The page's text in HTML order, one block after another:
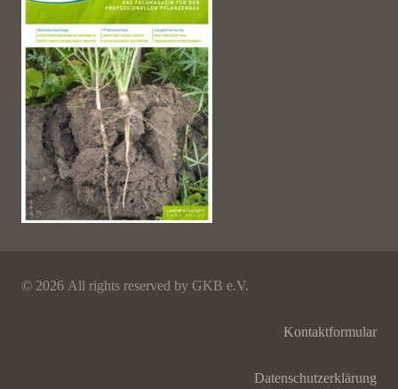
©2026 All rights reserved by GKB e.V.
Kontaktformular
Datenschutzerklärung